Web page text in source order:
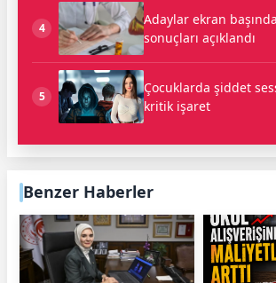
4
Adaylar ekran
sonuçları açıklandı
5
Çocuklarda şiddet
kritik işaret
Benzer Haberler